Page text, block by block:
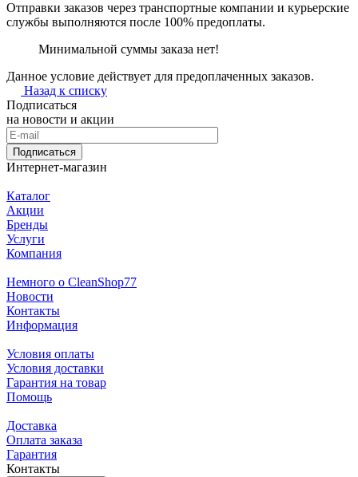
Отправки заказов через транспортные компании и курьерские
службы выполняются после 100% предоплаты.
Минимальной суммы заказа нет!
Данное условие действует для предоплаченных заказов.
Назад к списку
Подписаться
на новости и акции
Подписаться
Интернет-магазин
Каталог
Акции
Бренды
Услуги
Компания
Немного о CleanShop77
Новости
Контакты
Информация
Условия оплаты
Условия доставки
Гарантия на товар
Помощь
Доставка
Оплата заказа
Гарантия
Контакты